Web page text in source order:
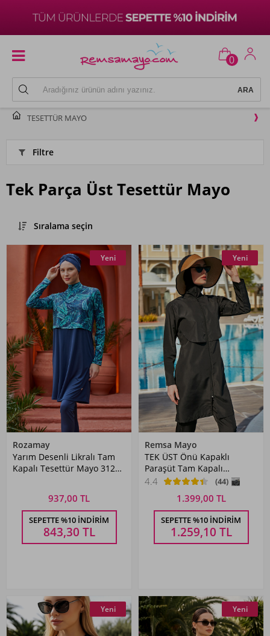
0
TESETTÜR MAYO
Filtre
Tek Parça Üst Tesettür Mayo
Sıralama seçin
Yeni
Rozamay
Yarım Desenli Likralı Tam
Kapalı Tesettür Mayo 3121
937,00 TL
SEPETTE %10 İNDIRIM
843,30 TL
Yeni
Remsa Mayo
TEK ÜST Önü Kapaklı
Paraşüt Tam Kapalı
Tesettür Mayo R030 Nuray
4.4 (44)
1.399,00 TL
SEPETTE %10 İNDIRIM
1.259,10 TL
Yeni Yeni